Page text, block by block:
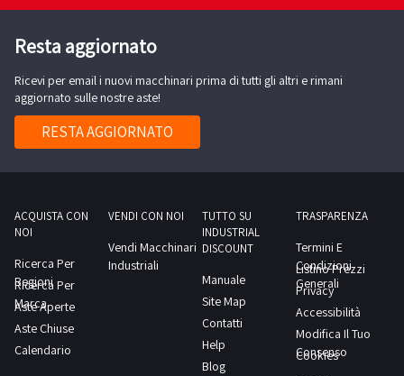
500
10
T.NOTE
PER
RITIRO:-
tempistica
massima
per
svolgimento
Resta aggiornato
Ricevi per email i nuovi macchinari prima di tutti gli altri e rimani
aggiornato sulle nostre aste!
RESTA AGGIORNATO
ACQUISTA CON
NOI
Ricerca Per
Regioni
Ricerca Per
Marca
Aste Aperte
Aste Chiuse
Calendario
VENDI CON NOI
Vendi Macchinari
Industriali
TUTTO SU
INDUSTRIAL
DISCOUNT
Manuale
Site Map
Contatti
Help
Blog
TRASPARENZA
Termini E
Condizioni
Generali
Listino Prezzi
Privacy
Accessibilità
Modifica Il Tuo
Consenso
Cookies